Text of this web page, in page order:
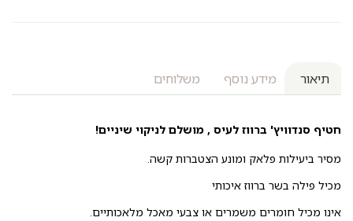
תיאור מידע נוסף משלוחים
חטיף סנדוויץ' ברווז לעיס , מושלם לניקוי שיניים!
מסיר ביעילות פלאק ומונע הצטברות קשה.
מכיל פילה בשר ברווז איכותי
אינו מכיל חומרים משמרים או צבעי מאכל מלאכותיים.